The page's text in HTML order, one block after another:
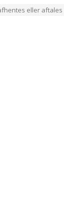
eller